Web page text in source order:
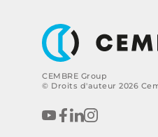
CEMBRE Group
© Droits d'auteur 2026